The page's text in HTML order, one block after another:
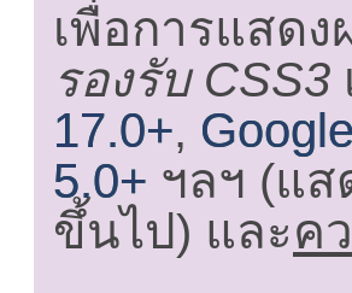
เพื่อการแสด
รองรับ CSS3
17.0+,
5.0+ ฯลฯ (แ
ขึ้นไป) และค